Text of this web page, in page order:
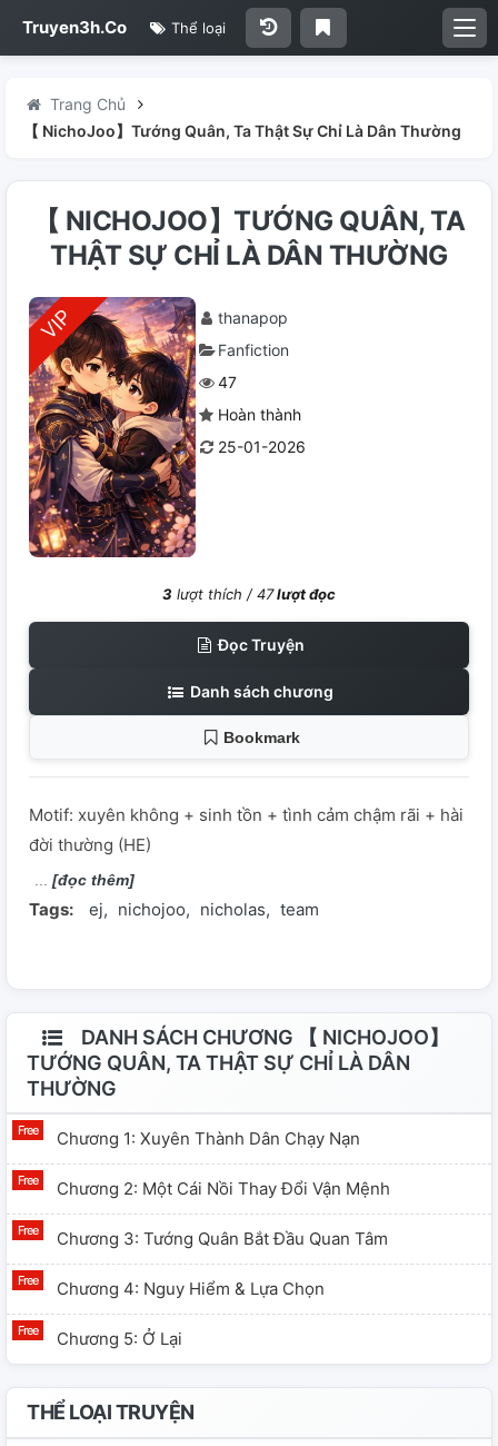
Truyen3h.Co Thể loại
Trang Chủ
【 NichoJoo】Tướng Quân, Ta Thật Sự Chỉ Là Dân Thường
【 NICHOJOO】TƯỚNG QUÂN, TA
THẬT SỰ CHỈ LÀ DÂN THƯỜNG
thanapop
Fanfiction
47
Hoàn thành
25-01-2026
3 lượt thích /47lượt đọc
Đọc Truyện
Danh sách chương
Bookmark
Motif: xuyên không + sinh tồn + tình cảm chậm rãi + hài
đời thường (HE)
[đọc thêm]
Tags: ej nichojoo nicholas team
DANH SÁCH CHƯƠNG 【 NICHOJOO】
TƯỚNG QUÂN, TA THẬT SỰ CHỈ LÀ DÂN
THƯỜNG
Chương 1: Xuyên Thành Dân Chạy Nạn
Chương 2: Một Cái Nồi Thay Đổi Vận Mệnh
Chương 3: Tướng Quân Bắt Đầu Quan Tâm
Chương 4: Nguy Hiểm & Lựa Chọn
Chương 5: Ở Lại
THỂ LOẠI TRUYỆN